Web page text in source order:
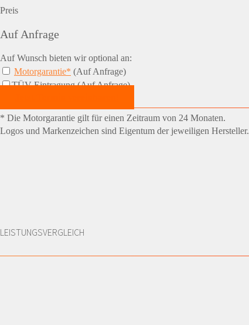
Preis
Auf Anfrage
Auf Wunsch bieten wir optional an:
Motorgarantie* (Auf Anfrage)
TÜV-Eintragung (Auf Anfrage)
* Die Motorgarantie gilt für einen Zeitraum von 24 Monaten.
Logos und Markenzeichen sind Eigentum der jeweiligen
LEISTUNGSVERGLEICH